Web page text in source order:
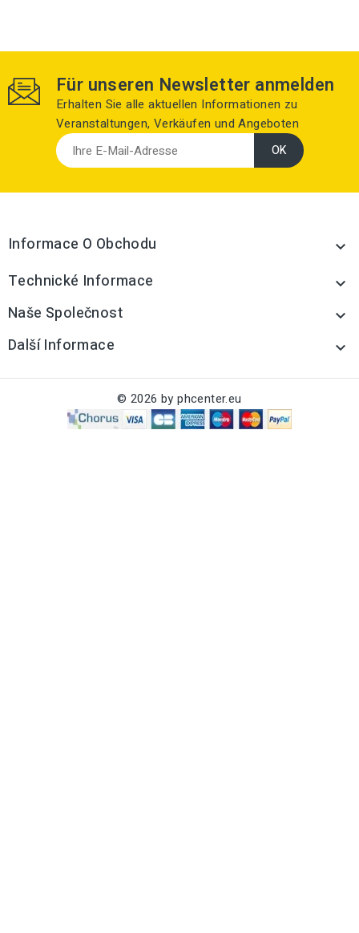
Für unseren Newsletter anmelden
Erhalten Sie alle aktuellen Informationen zu
Veranstaltungen, Verkäufen und Angeboten
Informace O Obchodu 
Technické Informace 
Naše Společnost 
Další Informace 
© 2026 by phcenter.eu